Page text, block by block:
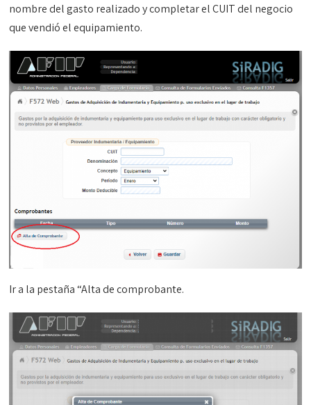
nombre del gasto realizado y completar el CUIT del negocio
que vendió el equipamiento.
Ir a la pestaña “Alta de comprobante.